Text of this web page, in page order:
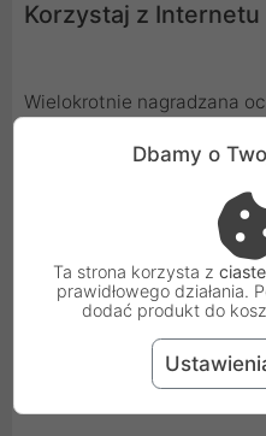
Korzystaj z
Wielokrotnie nagradzana
plasują firmę ESET wśród
Produkty ESET zdobyły
Dbamy o
Ta strona korzysta z
prawidłowego działania.
dodać produkt do